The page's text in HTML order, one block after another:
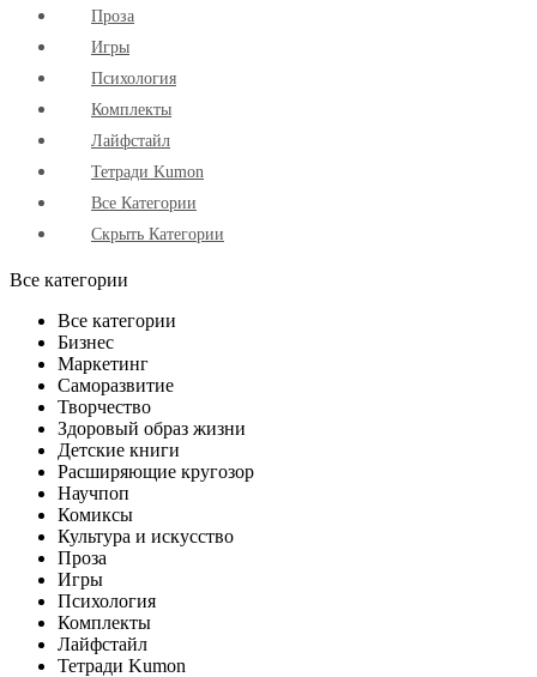
Проза
Игры
Психология
Комплекты
Лайфстайл
Тетради Kumon
Все Категории
Скрыть Категории
Все категории
Все категории
Бизнес
Маркетинг
Саморазвитие
Творчество
Здоровый образ жизни
Детские книги
Расширяющие кругозор
Научпоп
Комиксы
Культура и искусство
Проза
Игры
Психология
Комплекты
Лайфстайл
Тетради Kumon